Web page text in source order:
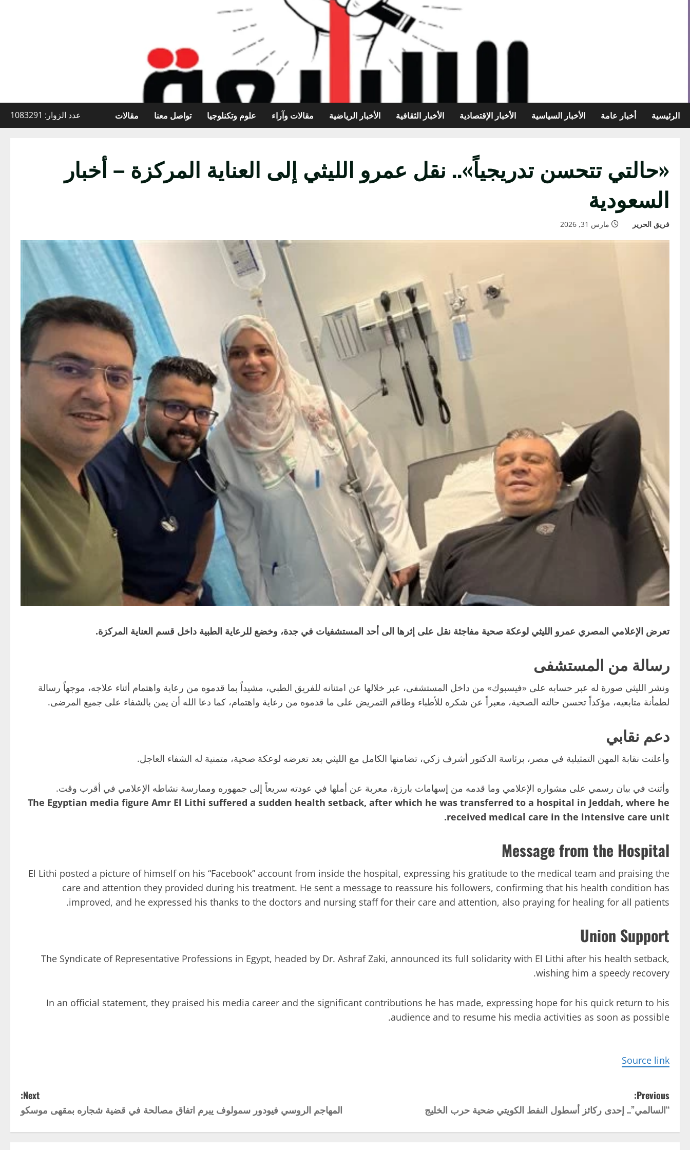
الرئيسية أخبار عامة الأخبار السياسية الأخبار الإقتصادية الأخبار الثقافية الأخبار الرياضية مقالات وآراء علوم وتكنلوجيا تواصل معنا مقالات عدد الزوار: 1083291
«حالتي تتحسن تدريجياً».. نقل عمرو الليثي إلى العناية المركزة – أخبار
السعودية
فريق الحرير مارس 31, 2026
تعرض الإعلامي المصري عمرو الليثي لوعكة صحية مفاجئة نقل على إثرها الى أحد المستشفيات في جدة، وخضع للرعاية الطبية داخل قسم العناية المركزة.
رسالة من المستشفى
ونشر الليثي صورة له عبر حسابه على «فيسبوك» من داخل المستشفى، عبر خلالها عن امتنانه للفريق الطبي، مشيداً بما قدموه من رعاية واهتمام أثناء علاجه، موجهاً رسالة
لطمأنة متابعيه، مؤكداً تحسن حالته الصحية، معبراً عن شكره للأطباء وطاقم التمريض على ما قدموه من رعاية واهتمام، كما دعا الله أن يمن بالشفاء على جميع المرضى.
دعم نقابي
وأعلنت نقابة المهن التمثيلية في مصر، برئاسة الدكتور أشرف زكي، تضامنها الكامل مع الليثي بعد تعرضه لوعكة صحية، متمنية له الشفاء العاجل.
وأثنت في بيان رسمي على مشواره الإعلامي وما قدمه من إسهامات بارزة، معربة عن أملها في عودته سريعاً إلى جمهوره وممارسة نشاطه الإعلامي في أقرب وقت.
The Egyptian media figure Amr El Lithi suffered a sudden health setback, after which he was transferred to a hospital in Jeddah, where he
received medical care in the intensive care unit.
Message from the Hospital
El Lithi posted a picture of himself on his “Facebook” account from inside the hospital, expressing his gratitude to the medical team and praising the
care and attention they provided during his treatment. He sent a message to reassure his followers, confirming that his health condition has
improved, and he expressed his thanks to the doctors and nursing staff for their care and attention, also praying for healing for all patients.
Union Support
The Syndicate of Representative Professions in Egypt, headed by Dr. Ashraf Zaki, announced its full solidarity with El Lithi after his health setback,
wishing him a speedy recovery.
In an official statement, they praised his media career and the significant contributions he has made, expressing hope for his quick return to his
audience and to resume his media activities as soon as possible.
Source link
P
o
s
Previous:
“السالمي”.. إحدى ركائز أسطول النفط الكويتي ضحية حرب الخليج
Next:
المهاجم الروسي فيودور سمولوف يبرم اتفاق مصالحة في قضية شجاره بمقهى موسكو